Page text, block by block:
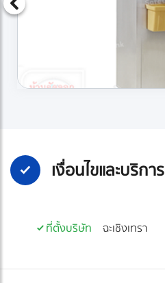
เงื่อนไขและบริการ
ที่ตั้งบริษัท ฉะเชิงเทรา